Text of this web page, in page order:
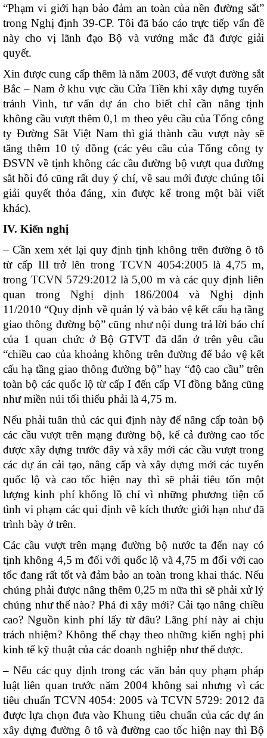
“Phạm vi giới hạn bảo đảm an toàn của nền đường sắt”
trong Nghị định 39-CP. Tôi đã báo cáo trực tiếp vấn đề
này cho vị lãnh đạo Bộ và vướng mắc đã được giải
quyết.
Xin được cung cấp thêm là năm 2003, để vượt đường sắt
Bắc – Nam ở khu vực cầu Cửa Tiền khi xây dựng tuyến
tránh Vinh, tư vấn dự án cho biết chỉ cần nâng tịnh
không cầu vượt thêm 0,1 m theo yêu cầu của Tổng công
ty Đường Sắt Việt Nam thì giá thành cầu vượt này sẽ
tăng thêm 10 tỷ đồng (các yêu cầu của Tổng công ty
ĐSVN về tịnh không các cầu đường bộ vượt qua đường
sắt hồi đó cũng rất duy ý chí, về sau mới được chúng tôi
giải quyết thỏa đáng, xin được kể trong một bài viết
khác).
IV. Kiến nghị
– Cần xem xét lại quy định tịnh không trên đường ô tô
từ cấp III trở lên trong TCVN 4054:2005 là 4,75 m,
trong TCVN 5729:2012 là 5,00 m và các quy định liên
quan trong Nghị định 186/2004 và Nghị định
11/2010 “Quy định về quản lý và bảo vệ kết cấu hạ tầng
giao thông đường bộ” cũng như nội dung trả lời báo chí
của 1 quan chức ở Bộ GTVT đã dẫn ở trên yêu cầu
“chiều cao của khoảng không trên đường để bảo vệ kết
cấu hạ tầng giao thông đường bộ” hay “độ cao cầu” trên
toàn bộ các quốc lộ từ cấp I đến cấp VI đồng bằng cũng
như miền núi tối thiểu phải là 4,75 m.
Nếu phải tuân thủ các qui định này để nâng cấp toàn bộ
các cầu vượt trên mạng đường bộ, kể cả đường cao tốc
được xây dựng trước đây và xây mới các cầu vượt trong
các dự án cải tạo, nâng cấp và xây dựng mới các tuyến
quốc lộ và cao tốc hiện nay thì sẽ phải tiêu tốn một
lượng kinh phí khổng lồ chỉ vì những phương tiện cố
tình vi phạm các qui định về kích thước giới hạn như đã
trình bày ở trên.
Các cầu vượt trên mạng đường bộ nước ta đến nay có
tịnh không 4,5 m đối với quốc lộ và 4,75 m đối với cao
tốc đang rất tốt và đảm bảo an toàn trong khai thác. Nếu
chúng phải được nâng thêm 0,25 m nữa thì sẽ phải xử lý
chúng như thế nào? Phá đi xây mới? Cải tạo nâng chiều
cao? Nguồn kinh phí lấy từ đâu? Lãng phí này ai chịu
trách nhiệm? Không thể chạy theo những kiến nghị phi
kinh tế kỹ thuật của các doanh nghiệp như thế được.
– Nếu các quy định trong các văn bản quy phạm pháp
luật liên quan trước năm 2004 không sai nhưng vì các
tiêu chuẩn TCVN 4054: 2005 và TCVN 5729: 2012 đã
được lựa chọn đưa vào Khung tiêu chuẩn của các dự án
xây dựng đường ô tô và đường cao tốc hiện nay thì Bộ